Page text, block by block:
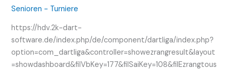
Senioren - Turniere
https://hdv.2k-dart-
software.de/index.php/de/component/dartliga/index.php?
option=com_dartliga&controller=showezrangresult&layout
=showdashboard&filVbKey=177&filSaiKey=108&filEzrangtous